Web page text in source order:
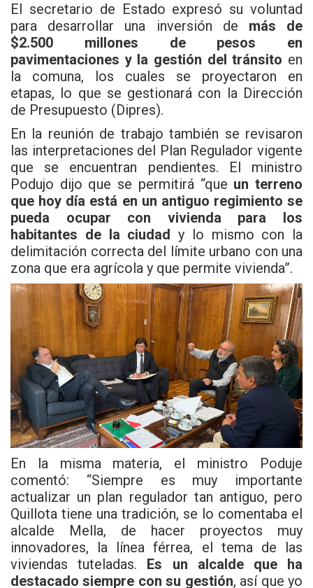
El secretario de Estado expresó su voluntad
para desarrollar una inversión de más de
$2.500 millones de pesos en
pavimentaciones y la gestión del tránsito en
la comuna, los cuales se proyectaron en
etapas, lo que se gestionará con la Dirección
de Presupuesto (Dipres).
En la reunión de trabajo también se revisaron
las interpretaciones del Plan Regulador vigente
que se encuentran pendientes. El ministro
Podujo dijo que se permitirá “que un terreno
que hoy día está en un antiguo regimiento se
pueda ocupar con vivienda para los
habitantes de la ciudad y lo mismo con la
delimitación correcta del límite urbano con una
zona que era agrícola y que permite vivienda”.
En la misma materia, el ministro Poduje
comentó: “Siempre es muy importante
actualizar un plan regulador tan antiguo, pero
Quillota tiene una tradición, se lo comentaba el
alcalde Mella, de hacer proyectos muy
innovadores, la línea férrea, el tema de las
viviendas tuteladas. Es un alcalde que ha
destacado siempre con su gestión, así que yo